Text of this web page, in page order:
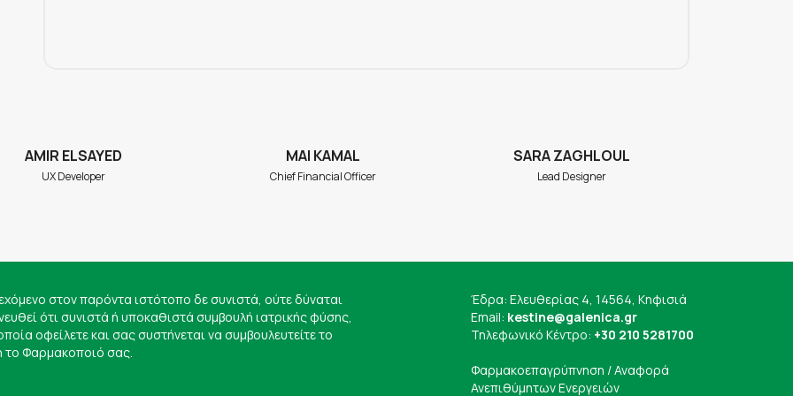
AMIR ELSAYED
UX Developer
MAI KAMAL
Chief Financial Officer
SARA ZAGHLOUL
Lead Designer
στον παρόντα ιστότοπο δε συνιστά, ούτε δύναται
ότι συνιστά ή υποκαθιστά συμβουλή ιατρικής φύσης,
οφείλετε και σας συστήνεται να συμβουλευτείτε το
το Φαρμακοποιό σας.
Έδρα: Ελευθερίας 4, 14564, Κηφισιά
Email: kestine@galenica.gr
Τηλεφωνικό Κέντρο: +30 210 5281700
Φαρμακοεπαγρύπνηση / Αναφορά
Ανεπιθύμητων Ενεργειών